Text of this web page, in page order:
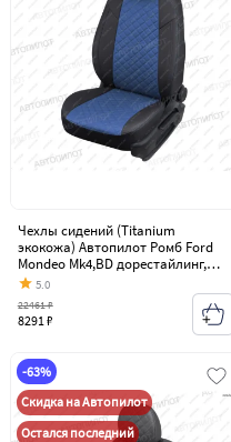
Чехлы сидений (Titanium
экокожа) Автопилот Ромб Ford
Mondeo Mk4,BD дорестайлинг,
седан (2007-2010)
5.0
8291 ₽
22461 ₽
-63%
Скидка на Автопилот
Остался последний